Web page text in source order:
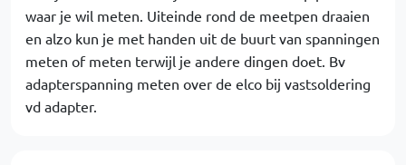
waar je wil meten. Uiteinde rond de meetpen draaien
en alzo kun je met handen uit de buurt van spanningen
meten of meten terwijl je andere dingen doet. Bv
adapterspanning meten over de elco bij vastsoldering
vd adapter.